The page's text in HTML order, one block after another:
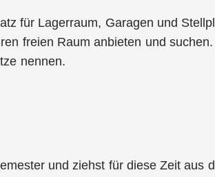
für Lagerraum, Garagen und
freien Raum anbieten und
nennen.
und ziehst für diese Zeit aus